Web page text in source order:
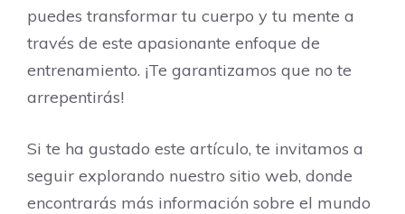
puedes transformar tu cuerpo y tu mente a
través de este apasionante enfoque de
entrenamiento. ¡Te garantizamos que no te
arrepentirás!
Si te ha gustado este artículo, te invitamos a
seguir explorando nuestro sitio web, donde
encontrarás más información sobre el mundo